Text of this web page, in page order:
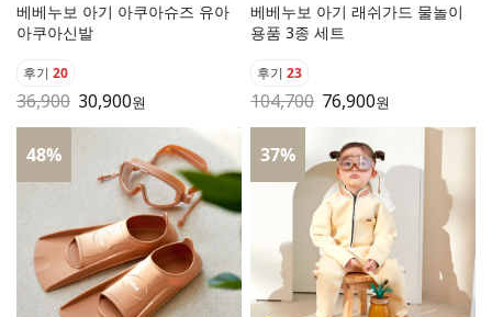
베베누보 아기 아쿠아슈즈 유아
아쿠아신발
후기 20
36,900 30,900원
베베누보 아기 래쉬가드 물놀이
용품 3종 세트
후기23
104,700 76,900원
48% 37%